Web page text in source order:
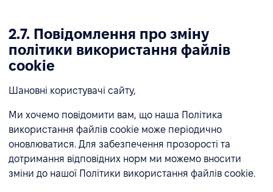
2.7. Повідомлення про зміну
політики використання файлів
cookie
Шановні користувачі сайту,
Ми хочемо повідомити вам, що наша Політика
використання файлів cookie може періодично
оновлюватися. Для забезпечення прозорості та
дотримання відповідних норм ми можемо вносити
зміни до нашої Політики використання файлів cookie.